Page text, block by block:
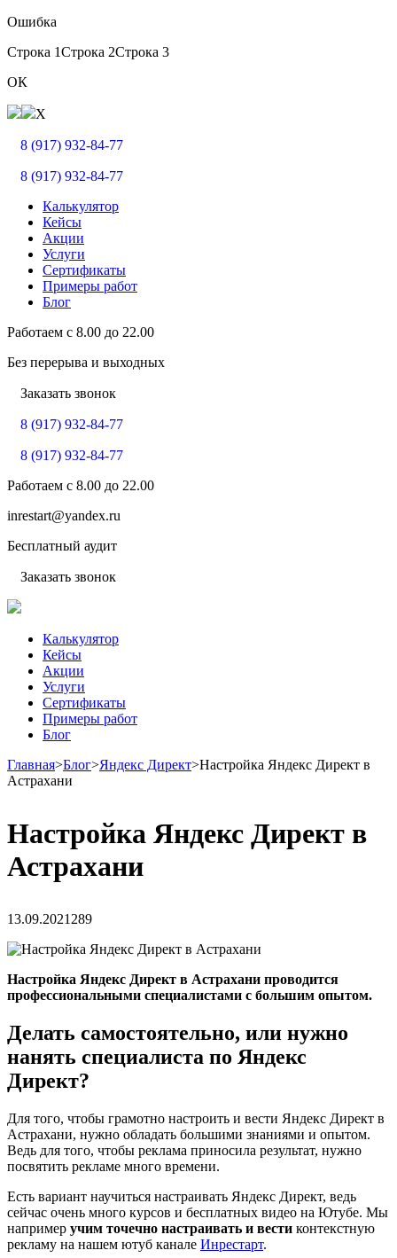
Ошибка
Строка 1Строка 2Строка 3
ОК
X
8 (917) 932-84-77
8 (917) 932-84-77
Калькулятор
Кейсы
Акции
Услуги
Сертификаты
Примеры работ
Блог
Работаем с 8.00 до 22.00
Без перерыва и выходных
Заказать звонок
8 (917) 932-84-77
8 (917) 932-84-77
Работаем с 8.00 до 22.00
inrestart@yandex.ru
Бесплатный аудит
Заказать звонок
Калькулятор
Кейсы
Акции
Услуги
Сертификаты
Примеры работ
Блог
Главная>Блог>Яндекс Директ>Настройка Яндекс Директ в
Астрахани
Настройка Яндекс Директ в
Астрахани
13.09.2021 289
Настройка Яндекс Директ в Астрахани проводится
профессиональными специалистами с большим опытом.
Делать самостоятельно, или нужно
нанять специалиста по Яндекс
Директ?
Для того, чтобы грамотно настроить и вести Яндекс Директ в
Астрахани, нужно обладать большими знаниями и опытом.
Ведь для того, чтобы реклама приносила результат, нужно
посвятить рекламе много времени.
Есть вариант научиться настраивать Яндекс Директ, ведь
сейчас очень много курсов и бесплатных видео на Ютубе. Мы
например учим точечно настраивать и вести контекстную
рекламу на нашем ютуб канале Инрестарт.